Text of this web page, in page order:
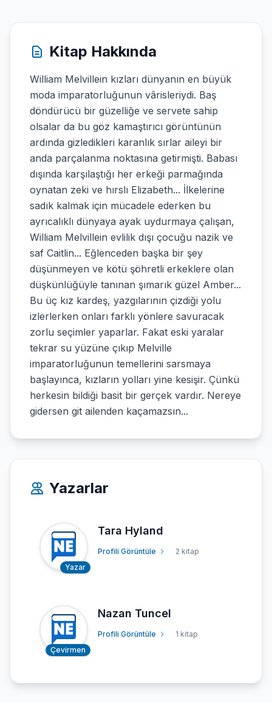
Kitap Hakkında
William Melvillein kızları dünyanın en büyük
moda imparatorluğunun vârisleriydi. Baş
döndürücü bir güzelliğe ve servete sahip
olsalar da bu göz kamaştırıcı görüntünün
ardında gizledikleri karanlık sırlar aileyi bir
anda parçalanma noktasına getirmişti. Babası
dışında karşılaştığı her erkeği parmağında
oynatan zeki ve hırslı Elizabeth... İlkelerine
sadık kalmak için mücadele ederken bu
ayrıcalıklı dünyaya ayak uydurmaya çalışan,
William Melvillein evlilik dışı çocuğu nazik ve
saf Caitlin... Eğlenceden başka bir şey
düşünmeyen ve kötü şöhretli erkeklere olan
düşkünlüğüyle tanınan şımarık güzel Amber...
Bu üç kız kardeş, yazgılarının çizdiği yolu
izlerlerken onları farklı yönlere savuracak
zorlu seçimler yaparlar. Fakat eski yaralar
tekrar su yüzüne çıkıp Melville
imparatorluğunun temellerini sarsmaya
başlayınca, kızların yolları yine kesişir. Çünkü
herkesin bildiği basit bir gerçek vardır. Nereye
gidersen git ailenden kaçamazsın...
Yazarlar
Yazar
Tara Hyland
Profili Görüntüle 2 kitap
Çevirmen
Nazan Tuncel
Profili Görüntüle 1 kitap